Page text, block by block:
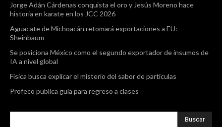
Jorge Adán Cárdenas conquista el oro y Jesús Moreno hace
historia en karate en los JCC 2026
Aguacate de Michoacán retomará exportaciones a EU:
Sheinbaum
Se posiciona México como el segundo exportador de insumos de
IA a nivel global
Física busca explicar el misterio del sabor de partículas
Profeco publica guía para regreso a clases
Buscar